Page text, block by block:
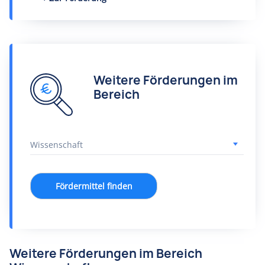
Weitere Förderungen im
Bereich
Fördermittel finden
Weitere Förderungen im Bereich